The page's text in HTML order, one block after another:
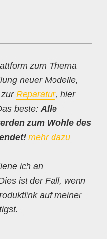
zum Thema
neuer Modelle,
zurReparatur, hier
beste: Alle
zum Wohle des
mehr dazu
ich an
ist der Fall, wenn
auf meiner